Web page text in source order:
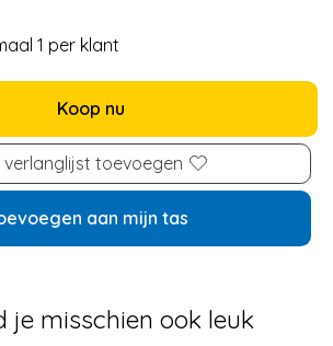
1 per klant
Koop nu
verlanglijst toevoegen
aan mijn tas
je misschien ook leuk